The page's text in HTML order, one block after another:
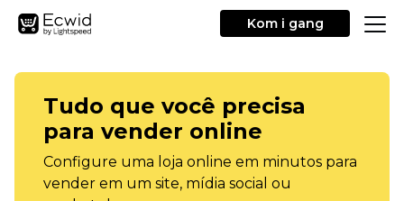
Kom i gang
Tudo que você precisa
para vender online
Configure uma loja online em minutos para
vender em um site, mídia social ou